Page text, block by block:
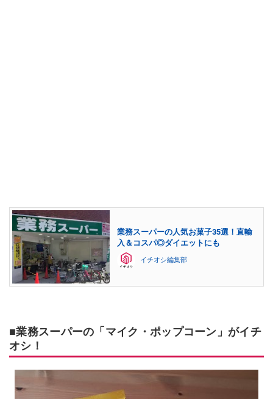
業務スーパーの人気お菓子35選！直輸
入＆コスパ◎ダイエットにも
イチオシ編集部
■業務スーパーの「マイク・ポップコーン」がイチ
オシ！